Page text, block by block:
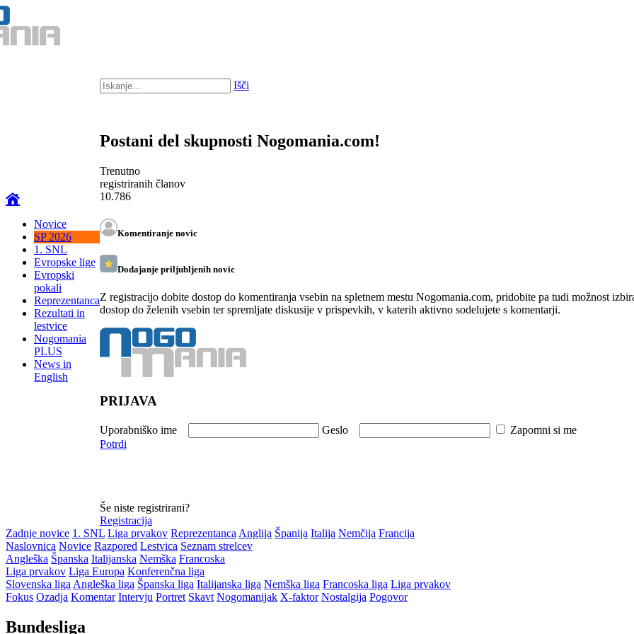
Novice
SP 2026
1. SNL
Evropske lige
Evropski
pokali
Reprezentanca
Rezultati in
lestvice
Nogomania
PLUS
News in
English
Išči
Postani del skupnosti Nogomania.com!
Trenutno
registriranih članov
10.786
Komentiranje novic
Dodajanje priljubljenih novic
Z registracijo dobite dostop do komentiranja vsebin na spletnem mestu Nogomania.com, pridobite pa tudi možnost
dostop do želenih vsebin ter spremljate diskusije v prispevkih, v katerih aktivno sodelujete s komentarji.
PRIJAVA
Uporabniško ime Geslo Zapomni si me
Potrdi
Še niste registrirani?
Registracija
Zadnje novice 1. SNL Liga prvakov Reprezentanca Anglija Španija Italija Nemčija Francija
Naslovnica Novice Razpored Lestvica Seznam strelcev
Angleška Španska Italijanska Nemška Francoska
Liga prvakov Liga Europa Konferenčna liga
Slovenska liga Angleška liga Španska liga Italijanska liga Nemška liga Francoska liga Liga prvakov
Fokus Ozadja Komentar Intervju Portret Skavt Nogomanijak X-faktor Nostalgija Pogovor
Bundesliga